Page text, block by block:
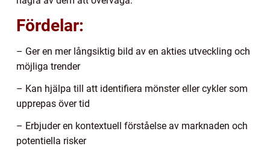
Fördelar:
– Ger en mer långsiktig bild av en akties utveckling och
möjliga trender
– Kan hjälpa till att identifiera mönster eller cykler som
upprepas över tid
– Erbjuder en kontextuell förståelse av marknaden och
potentiella risker